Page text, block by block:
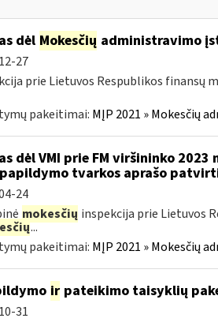
dėl Mokesčių administravimo
27
prie Lietuvos Respublikos
pakeitimai: MĮP 2021 » Mokesčių
dėl VMI prie FM viršininko 2023
tvarkos aprašo
24
mokesčių inspekcija prie Lietuvos
...
pakeitimai: MĮP 2021 » Mokesčių
irpateikimo taisyklių
31